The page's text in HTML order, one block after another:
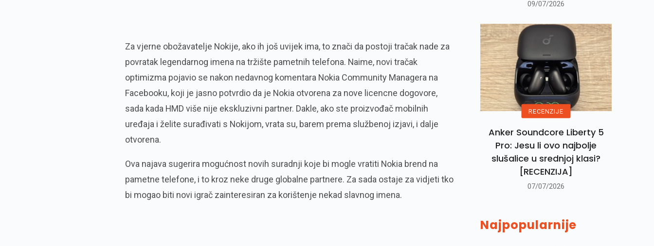
Za vjerne obožavatelje Nokije, ako ih još uvijek ima, to znači da postoji tračak nade za
povratak legendarnog imena na tržište pametnih telefona. Naime, novi tračak
optimizma pojavio se nakon nedavnog komentara Nokia Community Managera na
Facebooku, koji je jasno potvrdio da je Nokia otvorena za nove licencne dogovore,
sada kada HMD više nije ekskluzivni partner. Dakle, ako ste proizvođač mobilnih
uređaja i želite surađivati s Nokijom, vrata su, barem prema službenoj izjavi, i dalje
otvorena.
Ova najava sugerira mogućnost novih suradnji koje bi mogle vratiti Nokia brend na
pametne telefone, i to kroz neke druge globalne partnere. Za sada ostaje za vidjeti tko
bi mogao biti novi igrač zainteresiran za korištenje nekad slavnog imena.
09/07/2026
RECENZIJE
Anker Soundcore Liberty 5
Pro: Jesu li ovo najbolje
slušalice u srednjoj klasi?
[RECENZIJA]
07/07/2026
Najpopularnije